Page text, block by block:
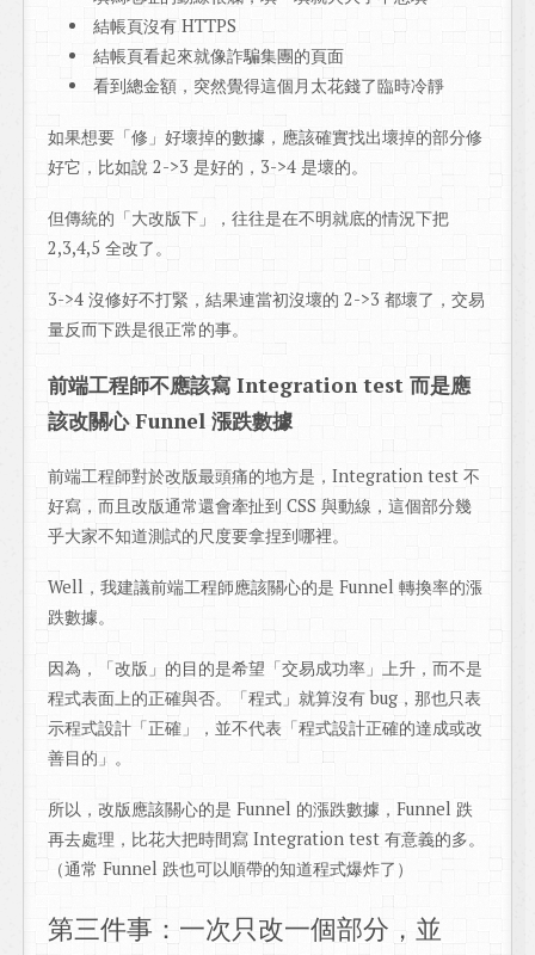
結帳頁沒有 HTTPS
結帳頁看起來就像詐騙集團的頁面
看到總金額，突然覺得這個月太花錢了臨時冷靜
如果想要「修」好壞掉的數據，應該確實找出壞掉的部分修
好它，比如說 2->3 是好的，3->4 是壞的。
但傳統的「大改版下」，往往是在不明就底的情況下把
2,3,4,5 全改了。
3->4 沒修好不打緊，結果連當初沒壞的 2->3 都壞了，交易
量反而下跌是很正常的事。
前端工程師不應該寫 Integration test 而是應
該改關心 Funnel 漲跌數據
前端工程師對於改版最頭痛的地方是，Integration test 不
好寫，而且改版通常還會牽扯到 CSS 與動線，這個部分幾
乎大家不知道測試的尺度要拿捏到哪裡。
Well，我建議前端工程師應該關心的是 Funnel 轉換率的漲
跌數據。
因為，「改版」的目的是希望「交易成功率」上升，而不是
程式表面上的正確與否。「程式」就算沒有 bug，那也只表
示程式設計「正確」，並不代表「程式設計正確的達成或改
善目的」。
所以，改版應該關心的是 Funnel 的漲跌數據，Funnel 跌
再去處理，比花大把時間寫 Integration test 有意義的多。
（通常 Funnel 跌也可以順帶的知道程式爆炸了）
第三件事：一次只改一個部分，並